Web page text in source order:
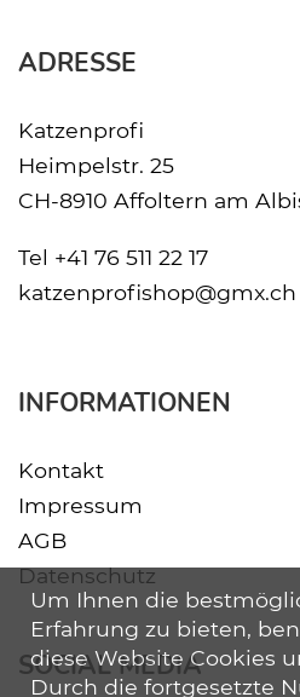
ADRESSE
Katzenprofi
Heimpelstr. 25
CH-8910 Affoltern am
Tel +41 76 511 22 17
katzenprofishop@gmx.ch
INFORMATIONEN
Kontakt
Impressum
AGB
Datenschutz
SOCIAL MEDIA
Um Ihnen die
Erfahrung zu bieten,
diese Website Cookies
Durch die fortgesetzte